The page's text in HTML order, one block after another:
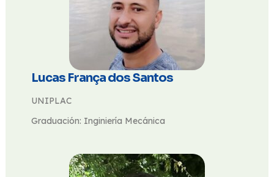
Lucas França dos Santos
UNIPLAC
Graduación: Inginiería Mecánica